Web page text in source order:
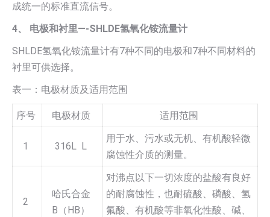
成统一的标准直流信号。
4、 电极和衬里—-SHLDE氢氧化铵流量计
SHLDE氢氧化铵流量计有7种不同的电极和7种不同材料的
衬里可供选择。
表一：电极材质及适用范围
序号 电极材质 适用范围
1 316L L
用于水、污水或无机、有机酸轻微
腐蚀性介质的测量。
2
哈氏合金
B（HB）
对沸点以下一切浓度的盐酸有良好
的耐腐蚀性，也耐硫酸、磷酸、氢
氟酸、有机酸等非氧化性酸、碱、